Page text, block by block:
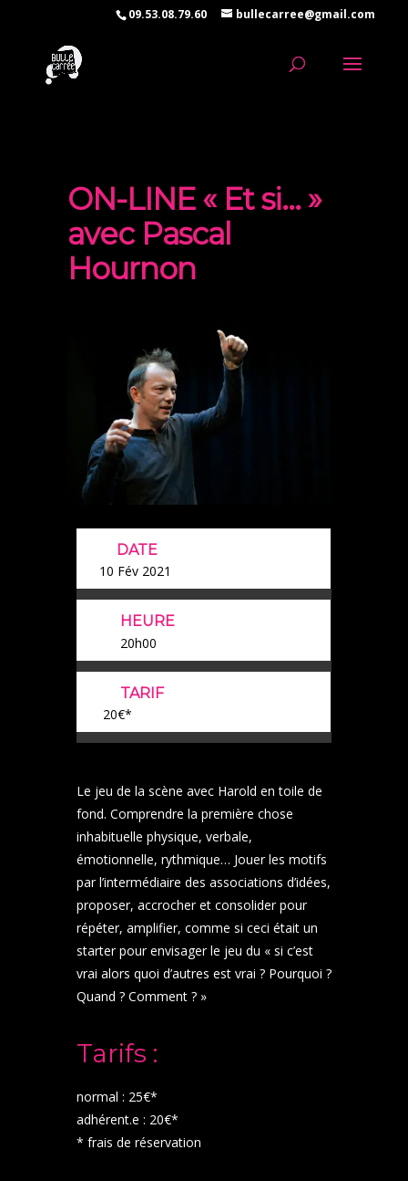
09.53.08.79.60 bullecarree@gmail.com
ON-LINE « Et si… »
avec Pascal
Hournon
DATE
10 Fév 2021
HEURE
20h00
TARIF
20€*
Le jeu de la scène avec Harold en toile de
fond. Comprendre la première chose
inhabituelle physique, verbale,
émotionnelle, rythmique… Jouer les motifs
par l’intermédiaire des associations d’idées,
proposer, accrocher et consolider pour
répéter, amplifier, comme si ceci était un
starter pour envisager le jeu du « si c’est
vrai alors quoi d’autres est vrai ? Pourquoi ?
Quand ? Comment ? »
Tarifs :
normal : 25€*
adhérent.e : 20€*
* frais de réservation